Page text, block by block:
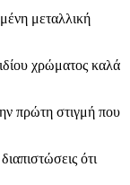
μεταλλική
χρώματος καλά
πρώτη στιγμή που
ότι